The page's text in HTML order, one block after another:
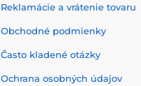
Reklamácie a vrátenie tovaru
Obchodné podmienky
Často kladené otázky
Ochrana osobných údajov